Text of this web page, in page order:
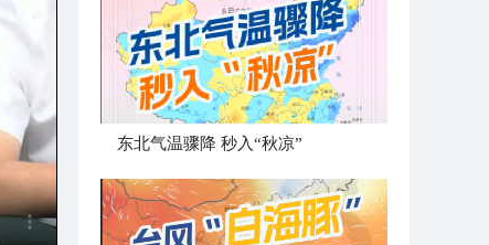
东北气温骤降 秒入“秋凉”